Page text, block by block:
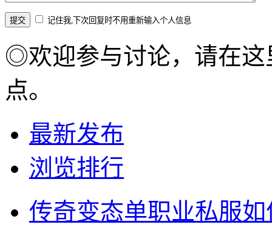
记住我,下次回复时不用重新输入个人信息
◎欢迎参与讨论，请在这
点。
最新发布
浏览排行
传奇变态单职业私服